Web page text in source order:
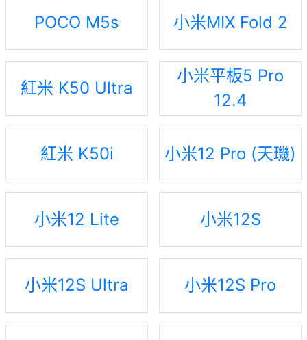
POCO M5s 小米MIX Fold 2
紅米 K50 Ultra
小米平板5 Pro
12.4
紅米 K50i 小米12 Pro (天璣)
小米12 Lite 小米12S
小米12S Ultra 小米12S Pro